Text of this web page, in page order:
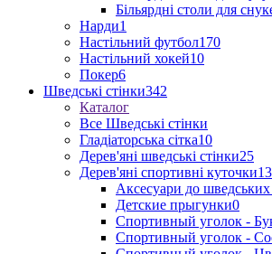
Більярдні столи для
Нарди1
Настільний футбол170
Настільний хокей10
Покер6
Шведські стінки342
Каталог
Все Шведські стінки
Гладіаторська сітка10
Дерев'яні шведські стінки25
Дерев'яні спортивні куточки
Аксесуари до шведських
Детские прыгунки0
Спортивный уголок -
Спортивный уголок -